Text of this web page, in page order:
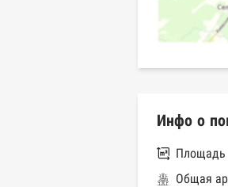
Инфо о
Площадь
Общая